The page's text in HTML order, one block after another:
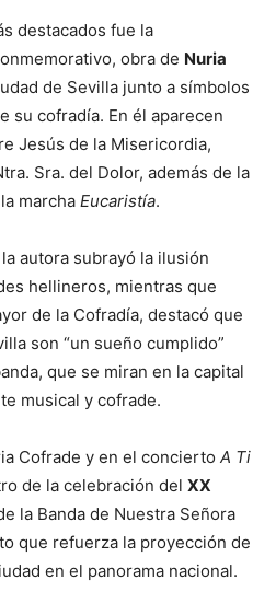
destacados fue la
obra de Nuria
de Sevilla junto a símbolos
su cofradía. En él aparecen
Jesús de la Misericordia,
Sra. del Dolor, además de la
marcha Eucaristía.
autora subrayó la ilusión
hellineros, mientras que
de la Cofradía, destacó que
son “un sueño cumplido”
que se miran en la capital
musical y cofrade.
Cofrade y en el concierto A Ti
de la celebración del XX
la Banda de Nuestra Señora
que refuerza la proyección de
en el panorama nacional.